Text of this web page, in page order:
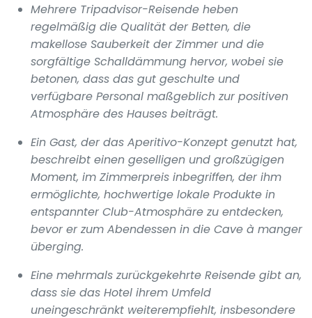
Mehrere Tripadvisor-Reisende heben
regelmäßig die Qualität der Betten, die
makellose Sauberkeit der Zimmer und die
sorgfältige Schalldämmung hervor, wobei sie
betonen, dass das gut geschulte und
verfügbare Personal maßgeblich zur positiven
Atmosphäre des Hauses beiträgt.
Ein Gast, der das Aperitivo-Konzept genutzt hat,
beschreibt einen geselligen und großzügigen
Moment, im Zimmerpreis inbegriffen, der ihm
ermöglichte, hochwertige lokale Produkte in
entspannter Club-Atmosphäre zu entdecken,
bevor er zum Abendessen in die Cave à manger
überging.
Eine mehrmals zurückgekehrte Reisende gibt an,
dass sie das Hotel ihrem Umfeld
uneingeschränkt weiterempfiehlt, insbesondere